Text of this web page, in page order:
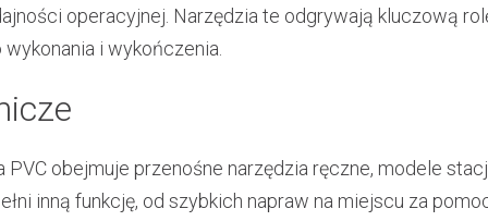
operacyjnej. Narzędzia te odgrywają kluczową
i wykończenia.
PVC obejmuje przenośne narzędzia ręczne, modele
inną funkcję, od szybkich napraw na miejscu za